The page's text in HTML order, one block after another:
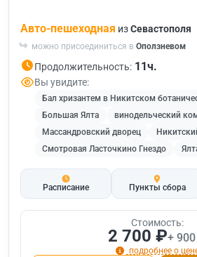
Авто-пешеходная изСевастополя
можно присоединиться в Оползневом
Продолжительность: 11ч.
Вы увидите:
Бал хризантем в Никитском
Большая Ялта
винодельческий
Массандровский дворец
Смотровая Ласточкино Гнездо
Расписание Пункты сбора
Стоимость:
2 700 ₽+
подробнее о